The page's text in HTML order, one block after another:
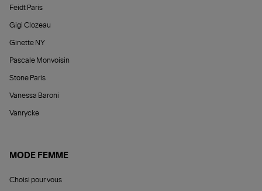
Feidt Paris
Gigi Clozeau
Ginette NY
Pascale Monvoisin
Stone Paris
Vanessa Baroni
Vanrycke
MODE FEMME
Choisi pour vous